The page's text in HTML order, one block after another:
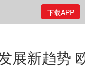
下载APP
展新趋势